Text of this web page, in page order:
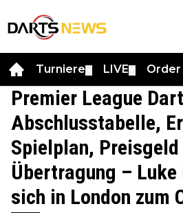
Turniere LIVE
Premier League
Abschlusstabelle,
Spielplan, Preisgeld
Übertragung –
sich in London zum